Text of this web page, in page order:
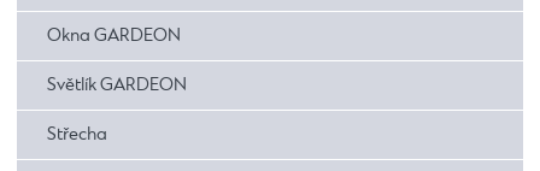
Okna GARDEON
Světlík GARDEON
Střecha